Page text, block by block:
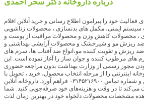
درباره داروخانه دکتر سحر احمدی
فعالیت خود را پیرامون اطلاع رسانی و خرید آنلاین اقلام
ایمنی، مکمل های بدنسازی ، محصولات زناشویی
، محصولات کاهش وزن و محصولات مراقبت از پوست و
ریزش مو و شیرخشک و محصولات آرایشی بهداشتی و
ضد ریزش و تقویت کننده مو،انواع ضد آفتاب ها، سرم های
های مرطوب کننده و جوان ساز را آغاز نموده است. این
بودن مجوز رسمی از وزارت بهداشت بدون مراجعه حضوری
اینترنتی را از مرحله انتخاب محصول، خرید ، تحویل با
پشتیبانی از طریق چت آنلاین و شماره تماس ۰۳۱۴۵۲۱۶۹۰۰ فراهم آورد. داروخانه آنلاین
تا در وقت و هزینه‌های خود صرفه‌جویی کنید. شما
مشخصات محصولات دلخواه خود در بهترین زمان لذت